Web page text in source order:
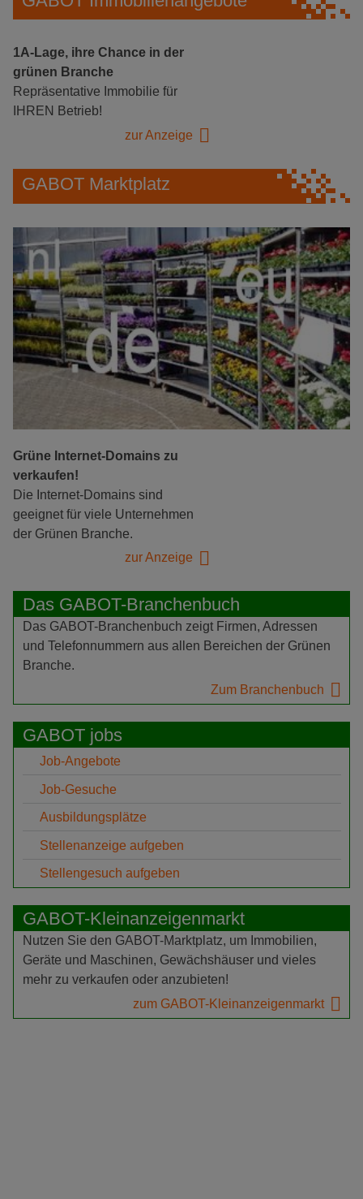
1A-Lage, ihre Chance in der
grünen Branche
Repräsentative Immobilie für
IHREN Betrieb!
zur Anzeige
GABOT Marktplatz
Grüne Internet-Domains zu
verkaufen!
Die Internet-Domains sind
geeignet für viele Unternehmen
der Grünen Branche.
zur Anzeige
Das GABOT-Branchenbuch
Das GABOT-Branchenbuch zeigt Firmen, Adressen
und Telefonnummern aus allen Bereichen der Grünen
Branche.
Zum Branchenbuch
GABOT jobs
Job-Angebote
Job-Gesuche
Ausbildungsplätze
Stellenanzeige aufgeben
Stellengesuch aufgeben
GABOT-Kleinanzeigenmarkt
Nutzen Sie den GABOT-Marktplatz, um Immobilien,
Geräte und Maschinen, Gewächshäuser und vieles
mehr zu verkaufen oder anzubieten!
zum GABOT-Kleinanzeigenmarkt